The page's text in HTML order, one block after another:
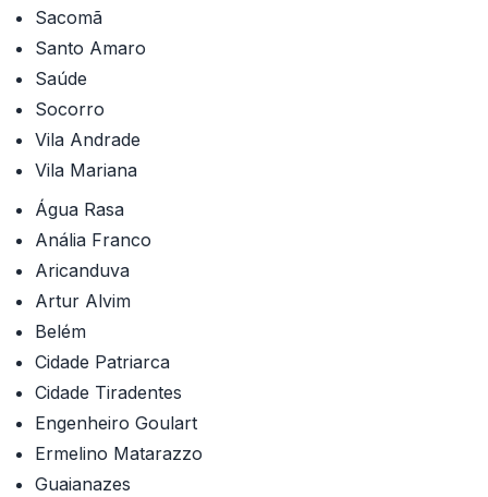
Sacomã
Santo Amaro
Saúde
Socorro
Vila Andrade
Vila Mariana
Água Rasa
Anália Franco
Aricanduva
Artur Alvim
Belém
Cidade Patriarca
Cidade Tiradentes
Engenheiro Goulart
Ermelino Matarazzo
Guaianazes